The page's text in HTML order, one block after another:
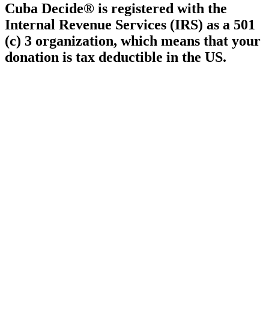
Cuba Decide® is registered with the
Internal Revenue Services (IRS) as a 501
(c) 3 organization, which means that your
donation is tax deductible in the US.